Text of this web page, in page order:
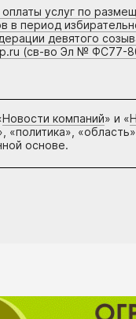
услуг по
в период
девятого
(св-во Эл № ФС77-
Новости компаний» и «
основе.